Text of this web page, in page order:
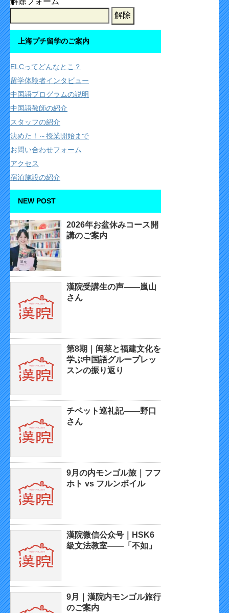
上海プチ留学のご案内
ELCってどんなとこ？
留学体験者インタビュー
中国語プログラムの説明
中国語教師の紹介
スタッフの紹介
決めた！～授業開始まで
お問い合わせフォーム
アクセス
宿泊施設の紹介
NEW POST
2026年お盆休みコース開
講のご案内
漢院受講生の声——嵐山
さん
第8期｜闽菜と福建文化を
学ぶ中国語グループレッ
スンの振り返り
チベット巡礼記——野口
さん
9月の内モンゴル旅｜フフ
ホト vs フルンボイル
漢院微信公众号｜HSK6
級文法教室——「不如」
9月｜漢院内モンゴル旅行
のご案内